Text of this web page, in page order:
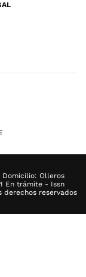
Olleros
En trámite - Issn
derechos reservados